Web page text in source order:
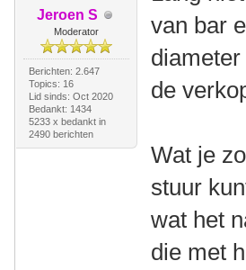
Jeroen S
Moderator
Berichten: 2.647
Topics: 16
Lid sinds: Oct 2020
Bedankt: 1434
5233 x bedankt in
2490 berichten
van bar
de
Wat je
stuur
wat het
die met